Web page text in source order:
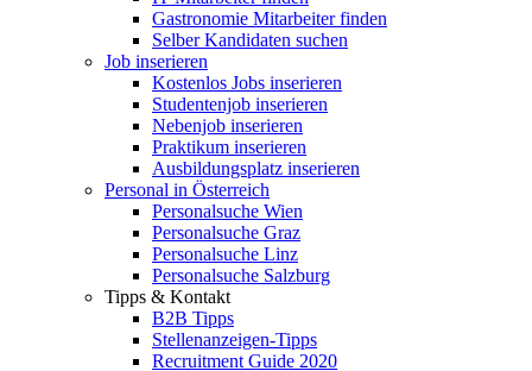
Gastronomie Mitarbeiter finden
Selber Kandidaten suchen
Job inserieren
Kostenlos Jobs inserieren
Studentenjob inserieren
Nebenjob inserieren
Praktikum inserieren
Ausbildungsplatz inserieren
Personal in Österreich
Personalsuche Wien
Personalsuche Graz
Personalsuche Linz
Personalsuche Salzburg
Tipps & Kontakt
B2B Tipps
Stellenanzeigen-Tipps
Recruitment Guide 2020